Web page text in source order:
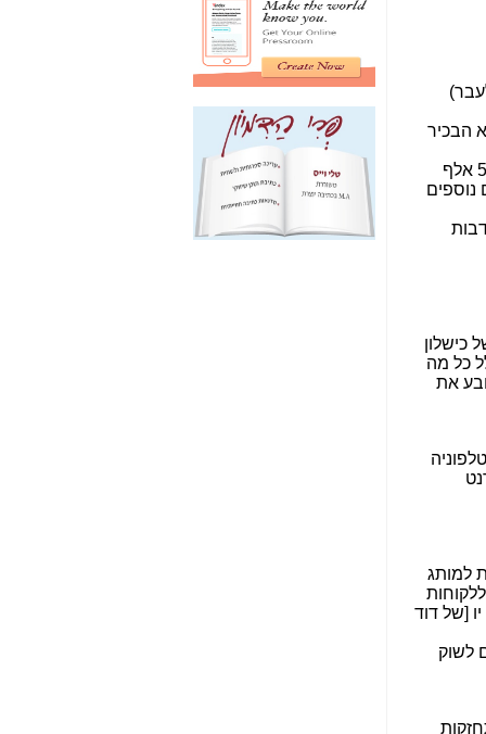
מה מקור ה-Fake
News שהביא לתפירת
תיק לביבי והעלמת
החשודים הנכונים -כאן
אחת הרגליים של "תיק
4000 התפור"
התמוטטה היום
בניצחון (כפול) של בזק
-
כאן
איך כתבות מפנקות
הפכו לפתע לטובת